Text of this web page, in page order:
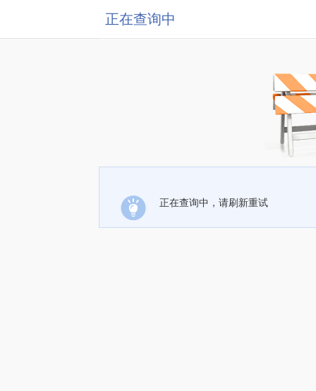
正在查询中
正在查询中，请刷新重试